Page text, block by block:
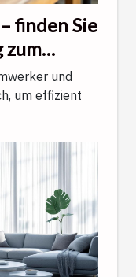
finden Sie
zum
und
um effizient